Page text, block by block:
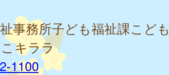
事務所子ども福祉課こど
キララ
1100